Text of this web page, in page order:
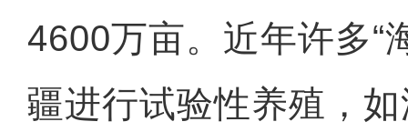
4600万亩。近年许多“
疆进行试验性养殖，